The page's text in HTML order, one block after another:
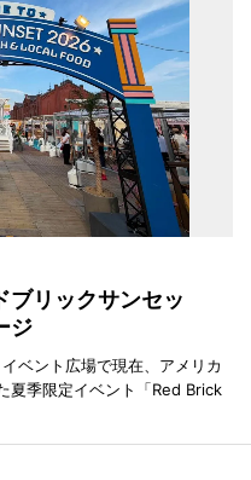
ブリックサンセッ
ジ
ベント広場で現在、アメリカ
夏季限定イベント「Red Brick